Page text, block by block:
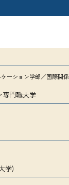
ーション学部／国際関
専門職大学
学)